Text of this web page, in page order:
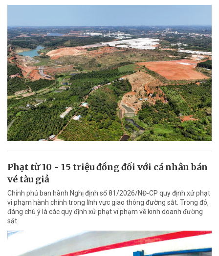
Phạt từ 10 - 15 triệu đồng đối với cá nhân bán
vé tàu giả
Chính phủ ban hành Nghị định số 81/2026/NĐ-CP quy định xử phạt
vi phạm hành chính trong lĩnh vực giao thông đường sắt. Trong đó,
đáng chú ý là các quy định xử phạt vi phạm về kinh doanh đường
sắt.